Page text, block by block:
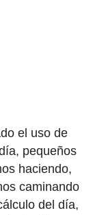
el uso de
pequeños
haciendo,
caminando
del día,